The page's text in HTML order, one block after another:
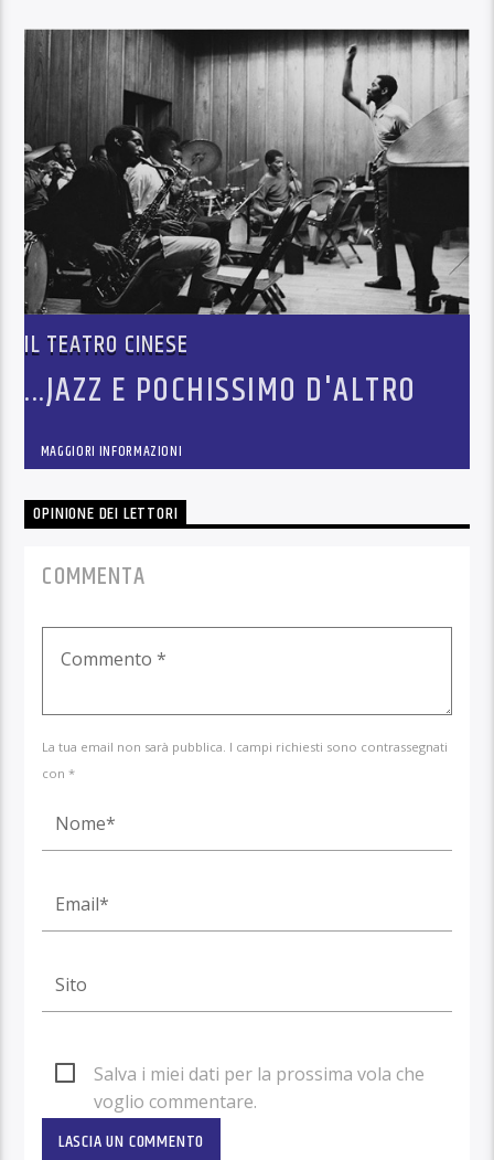
IL TEATRO CINESE
...JAZZ E POCHISSIMO D'ALTRO
MAGGIORI INFORMAZIONI
OPINIONE DEI LETTORI
COMMENTA
La tua email non sarà pubblica. I campi richiesti sono contrassegnati
con *
Salva i miei dati per la prossima vola che
voglio commentare.